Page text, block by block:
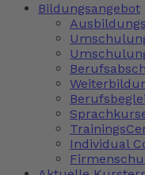
Bildungsangebot
Individual